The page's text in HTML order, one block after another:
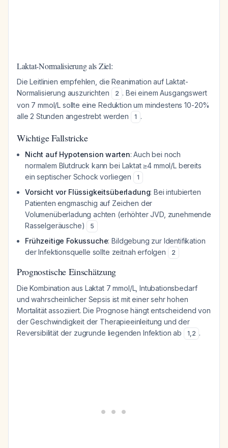
Laktat-Normalisierung als Ziel:
Die Leitlinien empfehlen, die Reanimation auf Laktat-
Normalisierung auszurichten
2 . Bei einem Ausgangswert
von 7 mmol/L sollte eine Reduktion um mindestens 10-20%
alle 2 Stunden angestrebt werden
1 .
Wichtige Fallstricke
Nicht auf Hypotension warten: Auch bei noch
normalem Blutdruck kann bei Laktat ≥4 mmol/L bereits
ein septischer Schock vorliegen
1
Vorsicht vor Flüssigkeitsüberladung: Bei intubierten
Patienten engmaschig auf Zeichen der
Volumenüberladung achten (erhöhter JVD, zunehmende
Rasselgeräusche)
5
Frühzeitige Fokussuche: Bildgebung zur Identifikation
der Infektionsquelle sollte zeitnah erfolgen
2
Prognostische Einschätzung
Die Kombination aus Laktat 7 mmol/L, Intubationsbedarf
und wahrscheinlicher Sepsis ist mit einer sehr hohen
Mortalität assoziiert. Die Prognose hängt entscheidend von
der Geschwindigkeit der Therapieeinleitung und der
Reversibilität der zugrunde liegenden Infektion ab
1,2 .